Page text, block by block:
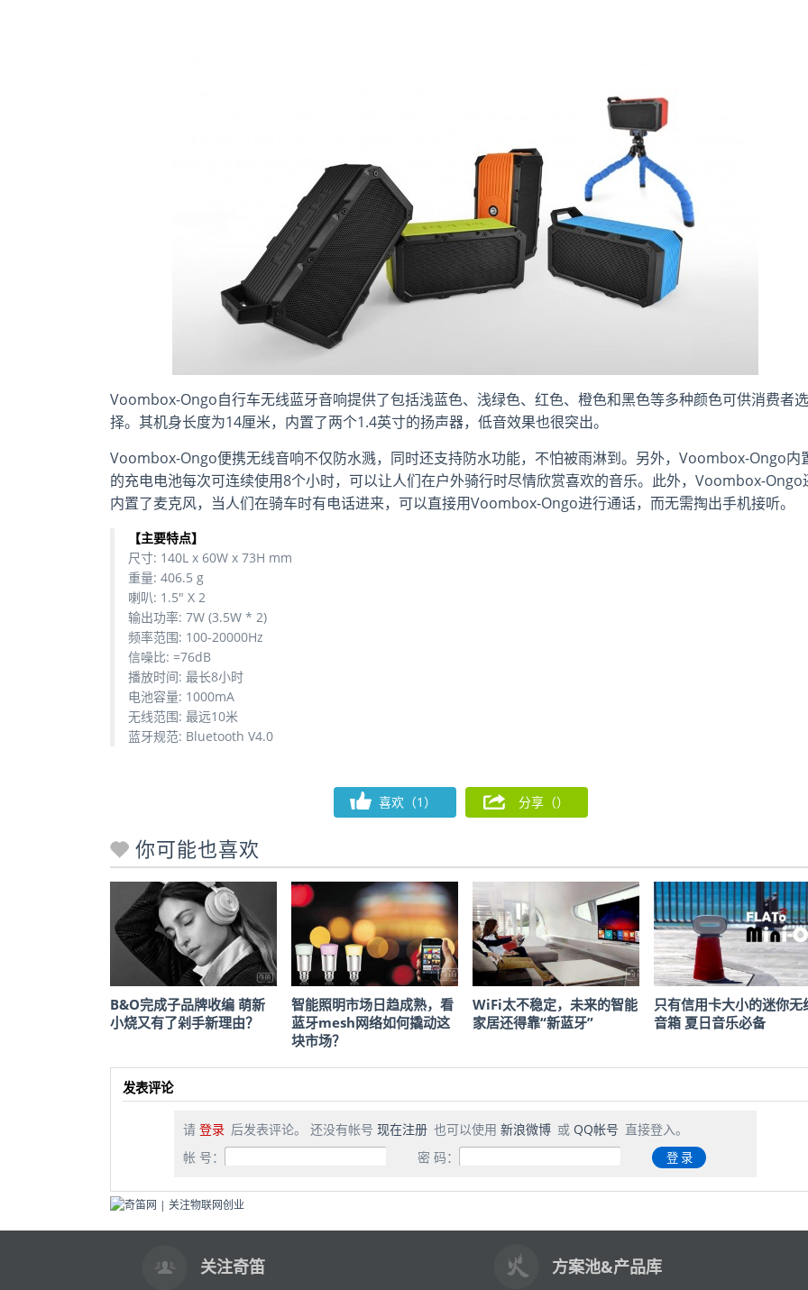
Voombox-Ongo自行车无线蓝牙音响提供了包括浅蓝色、浅绿色、红色、橙色和黑色等多种颜色可供消费者选
择。其机身长度为14厘米，内置了两个1.4英寸的扬声器，低音效果也很突出。
Voombox-Ongo便携无线音响不仅防水溅，同时还支持防水功能，不怕被雨淋到。另外，Voombox-Ongo内
的充电电池每次可连续使用8个小时，可以让人们在户外骑行时尽情欣赏喜欢的音乐。此外，Voombox-Ongo
内置了麦克风，当人们在骑车时有电话进来，可以直接用Voombox-Ongo进行通话，而无需掏出手机接听。
【主要特点】
尺寸: 140L x 60W x 73H mm
重量: 406.5 g
喇叭: 1.5″ X 2
输出功率: 7W (3.5W * 2)
频率范围: 100-20000Hz
信噪比: =76dB
播放时间: 最长8小时
电池容量: 1000mA
无线范围: 最远10米
蓝牙规范: Bluetooth V4.0
喜欢（1） 分享（）
你可能也喜欢
B&O完成子品牌收编 萌新
小烧又有了剁手新理由？
智能照明市场日趋成熟，看
蓝牙mesh网络如何撬动这
块市场？
WiFi太不稳定，未来的智能
家居还得靠“新蓝牙”
只有信用卡大小的迷你无
音箱 夏日音乐必备
发表评论
请 登录 后发表评论。 还没有帐号 现在注册 也可以使用 新浪微博 或 QQ帐号 直接登入。
帐 号：
密 码：
关注奇笛 方案池&产品库